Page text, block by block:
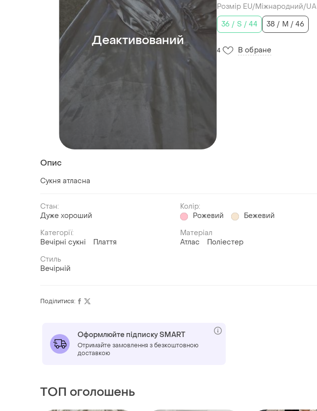
Деактивований
Розмір EU/Міжнародний/UA
36 / S / 44
38 / M / 46
4 В обране
Опис
Сукня атласна
Стан:
Дуже хороший
Колір:
Рожевий
Бежевий
Категорії:
Вечірні сукні
Плаття
Матеріал
Атлас
Поліестер
Стиль
Вечірній
Поділитися:
Оформлюйте підписку SMART
Отримайте замовлення з безкоштовною
доставкою
ТОП оголошень